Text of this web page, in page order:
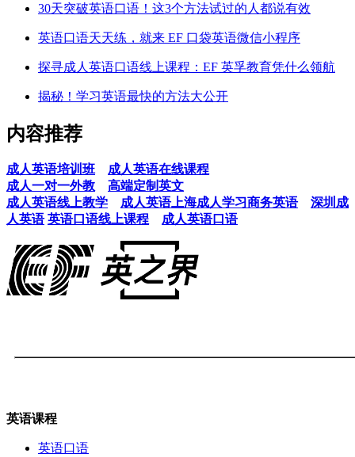
30天突破英语口语！这3个方法试过的人都说有效
英语口语天天练，就来 EF 口袋英语微信小程序
探寻成人英语口语线上课程：EF 英孚教育凭什么领航
揭秘！学习英语最快的方法大公开
内容推荐
成人英语培训班
成人英语在线课程
成人一对一外教
高端定制英文
成人英语线上教学
成人英语上海成人学习商务英语
深圳成
人英语 英语口语线上课程 成人英语口语
英语课程
英语口语